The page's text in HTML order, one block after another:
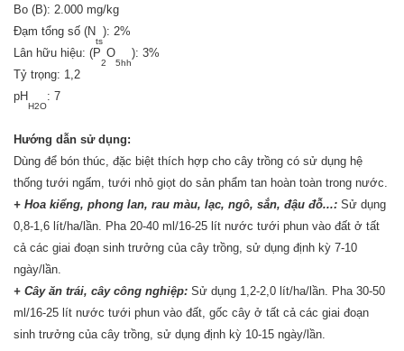
Bo (B): 2.000 mg/kg
Đạm tổng số (N
ts
): 2%
Lân hữu hiệu: (P
2
O
5hh
): 3%
Tỷ trọng: 1,2
pH
H2O
: 7
Hướng dẫn sử dụng:
Dùng để bón thúc, đặc biệt thích hợp cho cây trồng có sử dụng hệ
thống tưới ngấm, tưới nhỏ giọt do sản phẩm tan hoàn toàn trong nước.
+ Hoa kiểng, phong lan, rau màu, lạc, ngô, sắn, đậu đỗ...: Sử dụng
0,8-1,6 lít/ha/lần. Pha 20-40 ml/16-25 lít nước tưới phun vào đất ở tất
cả các giai đoạn sinh trưởng của cây trồng, sử dụng định kỳ 7-10
ngày/lần.
+ Cây ăn trái, cây công nghiệp: Sử dụng 1,2-2,0 lít/ha/lần. Pha 30-50
ml/16-25 lít nước tưới phun vào đất, gốc cây ở tất cả các giai đoạn
sinh trưởng của cây trồng, sử dụng định kỳ 10-15 ngày/lần.